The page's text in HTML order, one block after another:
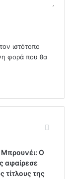
ιστότοπο
φορά που θα
Μπρουνέι: Ο
αφαίρεσε
τίτλους της